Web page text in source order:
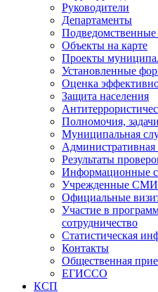
Руководители
Департаменты
Подведомственные
Объекты на карте
Проекты
Установленные
Оценка
Защита населения
Полномочия,
Муниципальная
Административная
Результаты
Информационные
Учрежденные СМИ
Официальные
Участие в
сотрудничество
Статистическая
Контакты
Общественная
ЕГИССО
КСП